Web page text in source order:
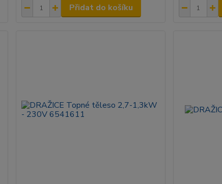
Přidat do košíku